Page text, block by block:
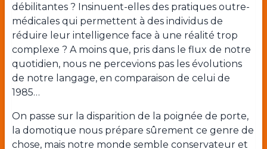
débilitantes ? Insinuent-elles des pratiques outre-
médicales qui permettent à des individus de
réduire leur intelligence face à une réalité trop
complexe ? A moins que, pris dans le flux de notre
quotidien, nous ne percevions pas les évolutions
de notre langage, en comparaison de celui de
1985…
On passe sur la disparition de la poignée de porte,
la domotique nous prépare sûrement ce genre de
chose, mais notre monde semble conservateur et